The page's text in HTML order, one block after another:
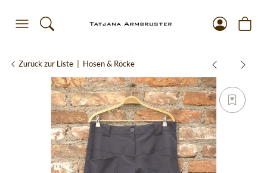
Zurück zur Liste Hosen & Röcke